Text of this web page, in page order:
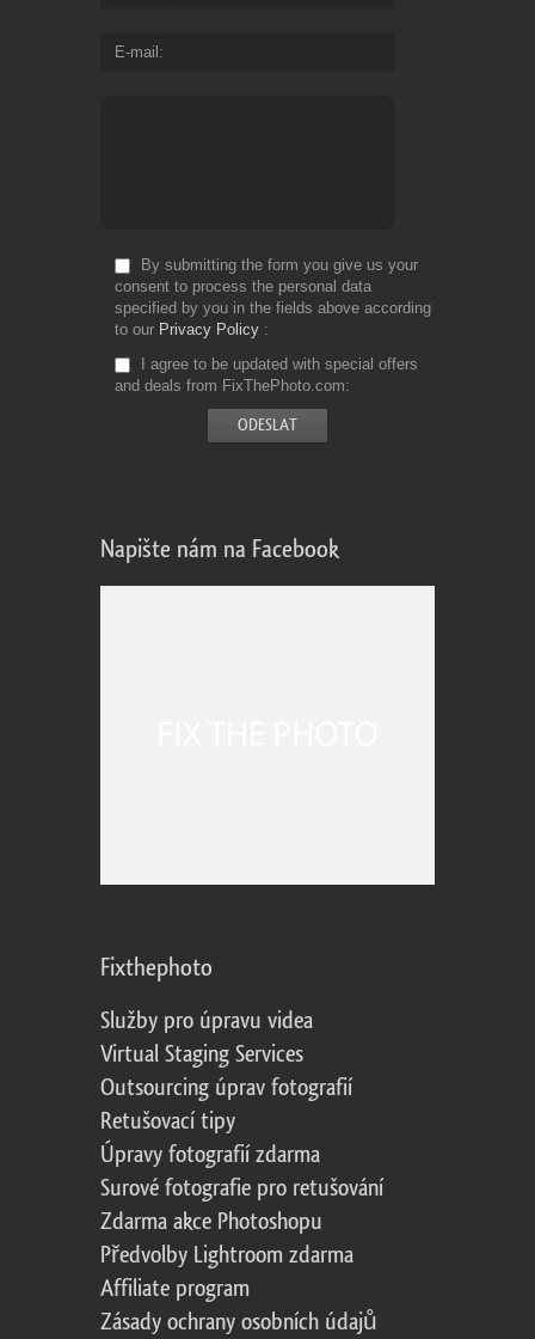
E-mail
By submitting the form you give us your
consent to process the personal data
specified by you in the fields above according
to our Privacy Policy
I agree to be updated with special offers
and deals from FixThePhoto.com
Napište nám na Facebook
Fixthephoto
Služby pro úpravu videa
Virtual Staging Services
Outsourcing úprav fotografií
Retušovací tipy
Úpravy fotografií zdarma
Surové fotografie pro retušování
Zdarma akce Photoshopu
Předvolby Lightroom zdarma
Affiliate program
Zásady ochrany osobních údajů